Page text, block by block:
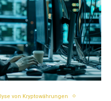
von Kryptowährungen